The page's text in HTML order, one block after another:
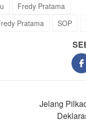
Fredy Pratama
Pratama SOP
Jelang